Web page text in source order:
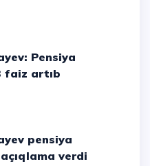
faiz artıb
verdi